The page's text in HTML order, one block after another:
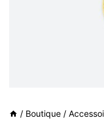
/ Boutique /